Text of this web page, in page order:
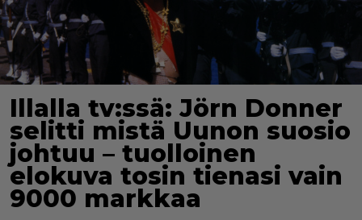
Illalla tv:ssä: Jörn Donner
selitti mistä Uunon suosio
johtuu – tuolloinen
elokuva tosin tienasi vain
9000 markkaa